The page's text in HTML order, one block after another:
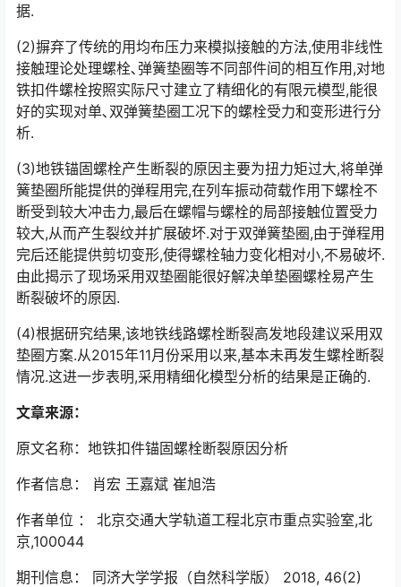
据.󠅅󠅃󠄵󠅂󠄪󠇖󠆨󠆨󠇕󠆞󠆒󠅬󠇘󠆭󠆘󠇙󠆝󠅵󠇗󠆭󠆁󠄐󠇗󠅹󠅸󠇖󠆍󠅳󠇖󠅹󠅰󠇖󠆌󠅹
(2)摒弃了传统的用均布压力来模拟接触的方法,使用非线性
接触理论处理螺栓､弹簧垫圈等不同部件间的相互作用,对地
铁扣件螺栓按照实际尺寸建立了精细化的有限元模型,能很
好的实现对单､双弹簧垫圈工况下的螺栓受力和变形进行分
析.󠅅󠅃󠄵󠅂󠄪󠇖󠆨󠆨󠇕󠆞󠆒󠅬󠇘󠆭󠆘󠇙󠆝󠅵󠇗󠆭󠆁󠄐󠇗󠅹󠅸󠇖󠆍󠅳󠇖󠅹󠅰󠇖󠆌󠅹
(3)地铁锚固螺栓产生断裂的原因主要为扭力矩过大,将单弹
簧垫圈所能提供的弹程用完,在列车振动荷载作用下螺栓不
断受到较大冲击力,最后在螺帽与螺栓的局部接触位置受力
较大,从而产生裂纹并扩展破坏.对于双弹簧垫圈,由于弹程用
完后还能提供剪切变形,使得螺栓轴力变化相对小,不易破坏.
由此揭示了现场采用双垫圈能很好解决单垫圈螺栓易产生
断裂破坏的原因.󠅅󠅃󠄵󠅂󠄪󠇖󠆨󠆨󠇕󠆞󠆒󠅬󠇘󠆭󠆘󠇙󠆝󠅵󠇗󠆭󠆁󠄐󠇗󠅹󠅸󠇖󠆍󠅳󠇖󠅹󠅰󠇖󠆌󠅹
(4)根据研究结果,该地铁线路螺栓断裂高发地段建议采用双
垫圈方案.从2015年11月份采用以来,基本未再发生螺栓断裂
情况.这进一步表明,采用精细化模型分析的结果是正确的.󠅅󠅃󠄵󠅂󠄪󠇖󠆨󠆨󠇕󠆞󠆒󠅬󠇘󠆭󠆘󠇙󠆝󠅵󠇗󠆭󠆁󠄐󠇗󠅹󠅸󠇖󠆍󠅳󠇖󠅹󠅰󠇖󠆌󠅹
文章来源：
原文名称：地铁扣件锚固螺栓断裂原因分析
作者信息： 肖宏 王嘉斌 崔旭浩
作者单位 ： 北京交通大学轨道工程北京市重点实验室,北
京,100044
期刊信息： 同济大学学报（自然科学版） 2018, 46(2)